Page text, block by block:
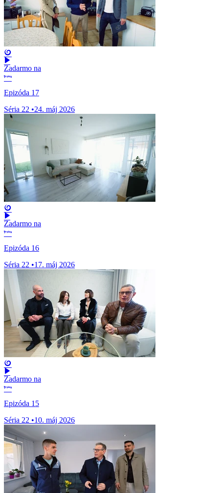
Zadarmo na
Epizóda 17
Séria 22 •24. máj 2026
Zadarmo na
Epizóda 16
Séria 22 •17. máj 2026
Zadarmo na
Epizóda 15
Séria 22 •10. máj 2026